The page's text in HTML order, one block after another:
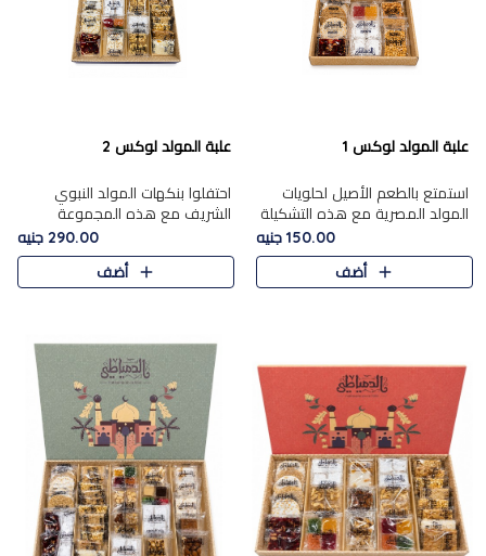
علبة المولد لوكس 1
استمتع بالطعم الأصيل لحلويات
المولد المصرية مع هذه التشكيلة
المختارة بعناية من 9 قطع. تتضمن
التشكيلة جوزرية مع فول،ملبان
150.00 جنيه
أضف
علبة المولد لوكس 2
احتفلوا بنكهات المولد النبوي
الشريف مع هذه المجموعة
الفاخرة المكونة من 19 قطعة،
والتي تم اختيارها بعناية فائقة لتُبرز
تشكيلة واسعة من الحلويات
290.00 جنيه
أضف